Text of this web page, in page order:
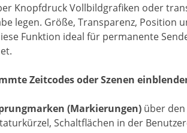
Knopfdruck Vollbildgrafiken oder
legen. Größe, Transparenz, Position
Funktion ideal für permanente
Zeitcodes oder Szenen
(Markierungen) über
Schaltflächen in der